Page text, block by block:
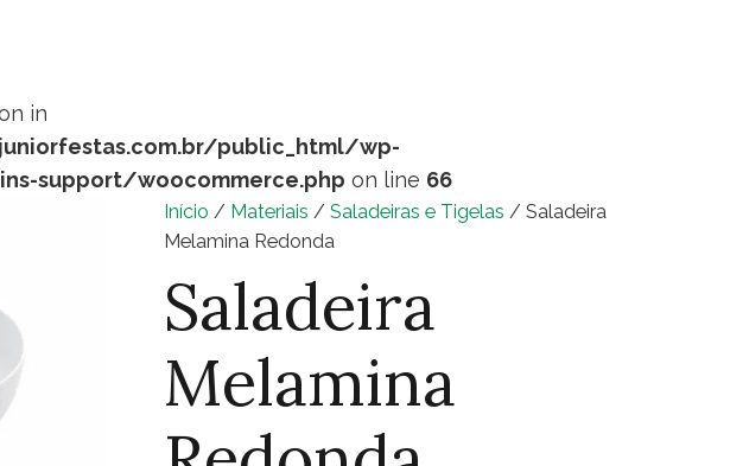
in
public_html/wp-
support/woocommerce.php on line 66
Início / Materiais / Saladeiras e Tigelas / Saladeira
Melamina Redonda
Saladeira
Melamina